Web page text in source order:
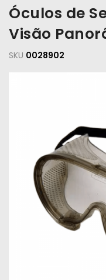
Jardim
EPIs
Fixação
Máquinas
Iluminação
Materiais
Construção
Óculos de
Visão
SKU 0028902